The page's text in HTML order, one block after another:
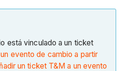
está vinculado a un ticket
evento de cambio a partir
un ticket T&M a un evento